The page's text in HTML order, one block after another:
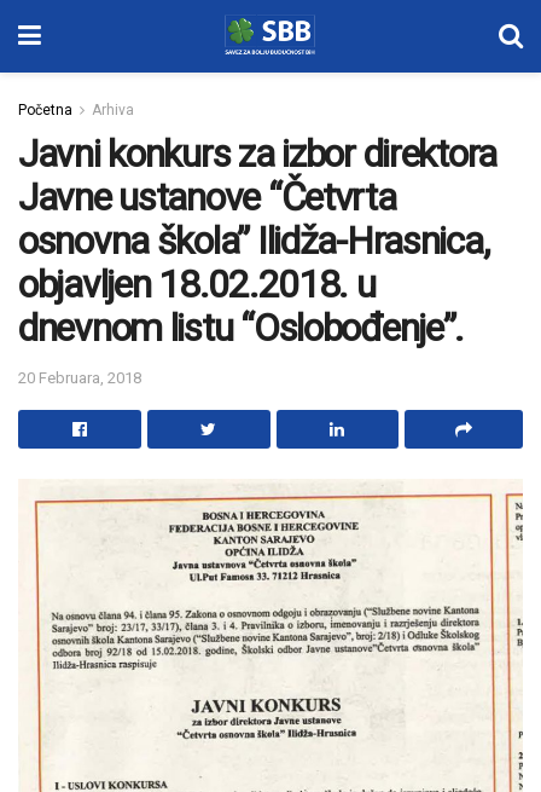
Početna Arhiva
Javni konkurs za izbor direktora
Javne ustanove “Četvrta
osnovna škola” Ilidža-Hrasnica,
objavljen 18.02.2018. u
dnevnom listu “Oslobođenje”.
20 Februara, 2018